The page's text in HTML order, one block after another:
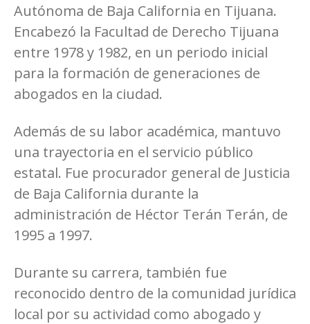
Autónoma de Baja California en Tijuana.
Encabezó la Facultad de Derecho Tijuana
entre 1978 y 1982, en un periodo inicial
para la formación de generaciones de
abogados en la ciudad.
Además de su labor académica, mantuvo
una trayectoria en el servicio público
estatal. Fue procurador general de Justicia
de Baja California durante la
administración de Héctor Terán Terán, de
1995 a 1997.
Durante su carrera, también fue
reconocido dentro de la comunidad jurídica
local por su actividad como abogado y